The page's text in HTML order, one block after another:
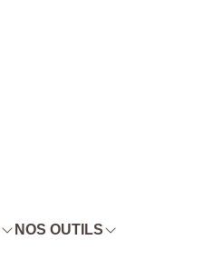
NOS OUTILS